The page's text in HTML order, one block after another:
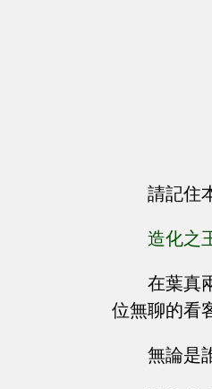
請記住
造化之
在葉真
位無聊的看
無論是